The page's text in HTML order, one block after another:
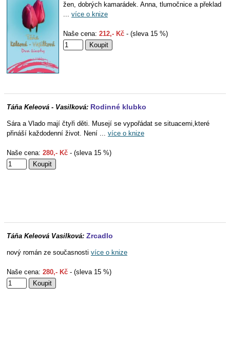
žen, dobrých kamarádek. Anna, tlumočnice a překlad
... více o knize
Naše cena: 212,- Kč - (sleva 15 %)
Táňa Keleová - Vasilková: Rodinné klubko
Sára a Vlado mají čtyři děti. Musejí se vypořádat se situacemi,které
přináší každodenní život. Není ... více o knize
Naše cena: 280,- Kč - (sleva 15 %)
Táňa Keleová Vasilková: Zrcadlo
nový román ze současnosti více o knize
Naše cena: 280,- Kč - (sleva 15 %)